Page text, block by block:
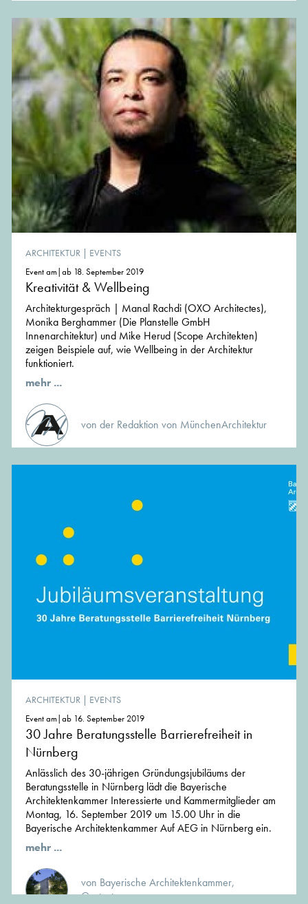
ARCHITEKTUR | EVENTS
Event am|ab 18. September 2019
Kreativität & Wellbeing
Architekturgespräch | Manal Rachdi (OXO Architectes),
Monika Berghammer (Die Planstelle GmbH
Innenarchitektur) und Mike Herud (Scope Architekten)
zeigen Beispiele auf, wie Wellbeing in der Architektur
funktioniert.
mehr ...
von der Redaktion von MünchenArchitektur
ARCHITEKTUR | EVENTS
Event am|ab 16. September 2019
30 Jahre Beratungsstelle Barrierefreiheit in
Nürnberg
Anlässlich des 30-jährigen Gründungsjubiläums der
Beratungsstelle in Nürnberg lädt die Bayerische
Architektenkammer Interessierte und Kammermitglieder am
Montag, 16. September 2019 um 15.00 Uhr in die
Bayerische Architektenkammer Auf AEG in Nürnberg ein.
mehr ...
von Bayerische Architektenkammer,
Gastautor